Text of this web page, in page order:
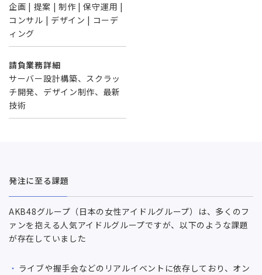
企画 | 提案 | 制作 | 保守運用 |
コンサル | デザイン | コーデ
ィング
請負業務詳細
サーバー設計構築、スクラッ
チ開発、デザイン制作、最新
技術
発注に至る課題
AKB48グループ（日本の女性アイドルグループ）は、多くのフ
ァンを抱える人気アイドルグループですが、以下のような課題
が存在していました
ライブや握手会などのリアルイベントに依存しており、オン